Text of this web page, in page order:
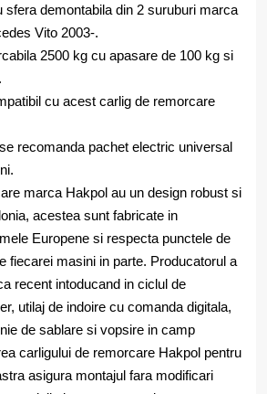
sfera demontabila din 2 suruburi marca
Vito 2003-.
2500 kg cu apasare de 100 kg si
cu acest carlig de remorcare
recomanda pachet electric universal
marca Hakpol au un design robust si
acestea sunt fabricate in
Europene si respecta punctele de
fiecarei masini in parte. Producatorul a
recent intoducand in ciclul de
utilaj de indoire cu comanda digitala,
de sablare si vopsire in camp
carligului de remorcare Hakpol pentru
asigura montajul fara modificari